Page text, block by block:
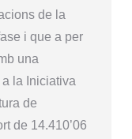
de la
i que a per
una
la Iniciativa
de
de 14.410’06